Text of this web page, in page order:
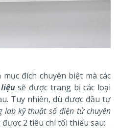
đích chuyên biệt mà các
sẽ được trang bị các loại
Tuy nhiên, dù được đầu tư
lab kỹ thuật số điện tử chuyên
2 tiêu chí tối thiểu sau: